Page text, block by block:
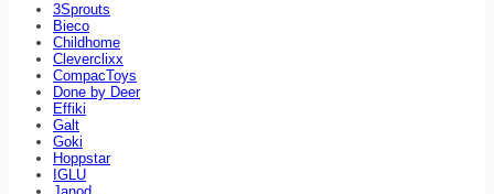
3Sprouts
Bieco
Childhome
Cleverclixx
CompacToys
Done by Deer
Effiki
Galt
Goki
Hoppstar
IGLU